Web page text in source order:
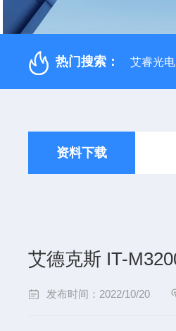
热门搜索： 艾睿光
资料下载
艾德克斯 IT-
发布时间：2022/10/20